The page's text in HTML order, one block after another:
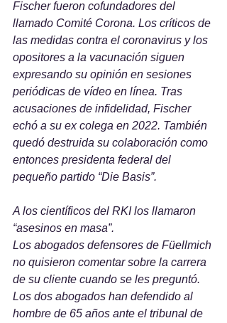
Fischer fueron cofundadores del
llamado Comité Corona. Los críticos de
las medidas contra el coronavirus y los
opositores a la vacunación siguen
expresando su opinión en sesiones
periódicas de vídeo en línea. Tras
acusaciones de infidelidad, Fischer
echó a su ex colega en 2022. También
quedó destruida su colaboración como
entonces presidenta federal del
pequeño partido “Die Basis”.
A los científicos del RKI los llamaron
“asesinos en masa”.
Los abogados defensores de Füellmich
no quisieron comentar sobre la carrera
de su cliente cuando se les preguntó.
Los dos abogados han defendido al
hombre de 65 años ante el tribunal de